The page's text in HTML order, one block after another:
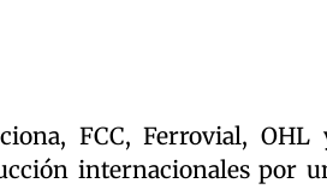
FCC, Ferrovial, OHL
internacionales por